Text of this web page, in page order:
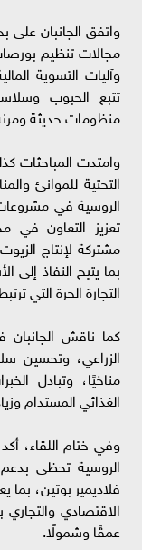
واتفق الجانبان
مجالات تنظيم
وآليات التسوية
تتبع الحبوب
منظومات حديثة
وامتدت المباحثات
التحتية للموانئ
الروسية في
تعزيز التعاون في
مشتركة لإنتاج
بما يتيح النفاذ إلى
التجارة الحرة التي
كما ناقش
الزراعي، وتحسين
مناخيًا، وتبادل
الغذائي المستدام
وفي ختام اللقاء،
الروسية تحظى
فلاديمير بوتين،
الاقتصادي والتجاري
عمقًا وشمولًا.